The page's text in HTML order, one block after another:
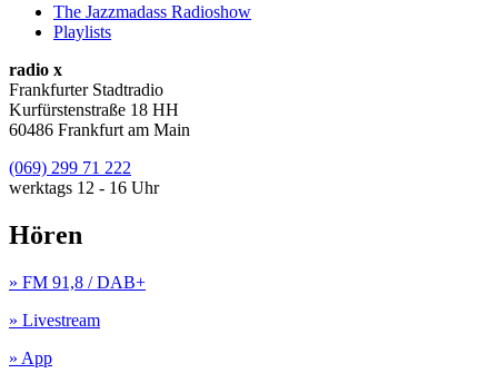
The Jazzmadass Radioshow
Playlists
radio x
Frankfurter Stadtradio
Kurfürstenstraße 18 HH
60486 Frankfurt am Main
(069) 299 71 222
werktags 12 - 16 Uhr
Hören
» FM 91,8 / DAB+
» Livestream
» App